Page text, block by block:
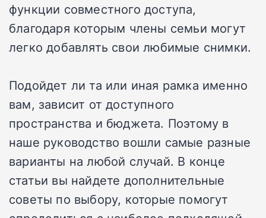
функции совместного доступа,
благодаря которым члены семьи могут
легко добавлять свои любимые снимки.
Подойдет ли та или иная рамка именно
вам, зависит от доступного
пространства и бюджета. Поэтому в
наше руководство вошли самые разные
варианты на любой случай. В конце
статьи вы найдете дополнительные
советы по выбору, которые помогут